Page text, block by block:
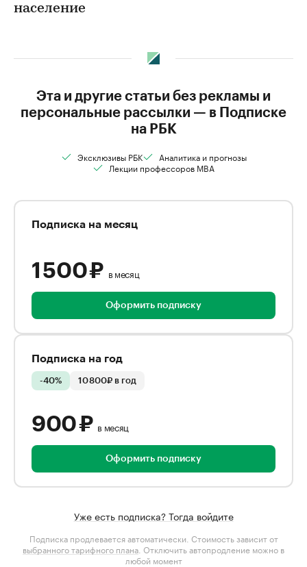
население
Эта и другие статьи без рекламы и
персональные рассылки — в Подписке
на РБК
Эксклюзивы РБК
Аналитика и прогнозы
Лекции профессоров MBA
Подписка на месяц
1 500 ₽ в месяц
Оформить подписку
Подписка на год
-40% 10 800₽ в год
900 ₽ в месяц
Оформить подписку
Уже есть подписка? Тогда войдите
Подписка продлевается автоматически. Стоимость зависит от
выбранного тарифного плана . Отключить автопродление можно в
любой момент